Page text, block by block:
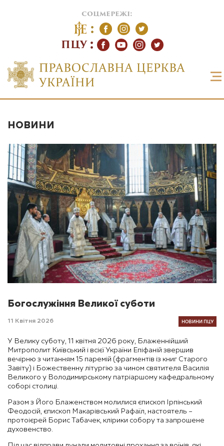
соцмережі:
ПЦУ
НОВИНИ
Богослужіння Великої суботи
11 Квітня 2026 НОВИНИ ПЦУ
У Велику суботу, 11 квітня 2026 року, Блаженнійший
Митрополит Київський і всієї України Епіфаній звершив
вечірню з читанням 15 паремій (фрагментів із книг Старого
Завіту) і Божественну літургію за чином святителя Василія
Великого у Володимирському патріаршому кафедральному
соборі столиці.
Разом з Його Блаженством молилися єпископ Ірпінський
Феодосій, єпископ Макарівський Рафаїл, настоятель –
протоієрей Борис Табачек, клірики собору та запрошене
духовенство.